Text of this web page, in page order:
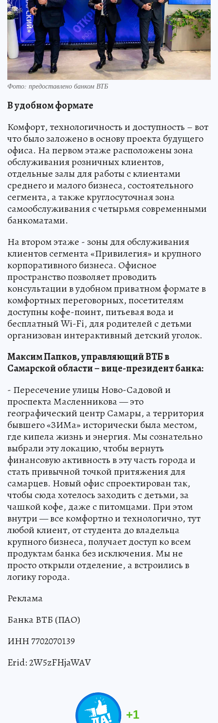
Фото: предоставлено банком ВТБ
В удобном формате
Комфорт, технологичность и доступность – вот
что было заложено в основу проекта будущего
офиса. На первом этаже расположены зона
обслуживания розничных клиентов,
отдельные залы для работы с клиентами
среднего и малого бизнеса, состоятельного
сегмента, а также круглосуточная зона
самообслуживания с четырьмя современными
банкоматами.
На втором этаже - зоны для обслуживания
клиентов сегмента «Привилегия» и крупного
корпоративного бизнеса. Офисное
пространство позволяет проводить
консультации в удобном приватном формате в
комфортных переговорных, посетителям
доступны кофе-поинт, питьевая вода и
бесплатный Wi-Fi, для родителей с детьми
организован интерактивный детский уголок.
Максим Папков, управляющий ВТБ в
Самарской области – вице-президент банка:
- Пересечение улицы Ново-Садовой и
проспекта Масленникова — это
географический центр Самары, а территория
бывшего «ЗИМа» исторически была местом,
где кипела жизнь и энергия. Мы сознательно
выбрали эту локацию, чтобы вернуть
финансовую активность в эту часть города и
стать привычной точкой притяжения для
самарцев. Новый офис спроектирован так,
чтобы сюда хотелось заходить с детьми, за
чашкой кофе, даже с питомцами. При этом
внутри — все комфортно и технологично, тут
любой клиент, от студента до владельца
крупного бизнеса, получает доступ ко всем
продуктам банка без исключения. Мы не
просто открыли отделение, а встроились в
логику города.
Реклама
Банка ВТБ (ПАО)
ИНН 7702070139
Erid: 2W5zFHjaWAV
+1